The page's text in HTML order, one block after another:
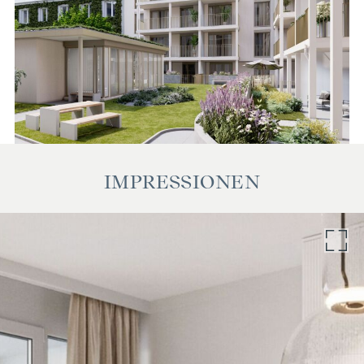
dem zu vermittelnden Dritten ein familiäres oder
wirtschaftliches Naheverhältnis besteht.
Der Vermittler ist als Doppelmakler tätig.
IMPRESSIONEN